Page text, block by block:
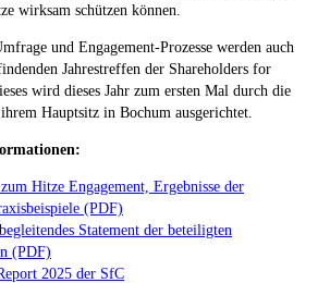
wirksam schützen können.
und Engagement-Prozesse werden auch
Jahrestreffen der Shareholders for
wird dieses Jahr zum ersten Mal durch die
Hauptsitz in Bochum ausgerichtet.
Hitze Engagement, Ergebnisse der
(PDF)
Statement der beteiligten
(PDF)
2025 der SfC